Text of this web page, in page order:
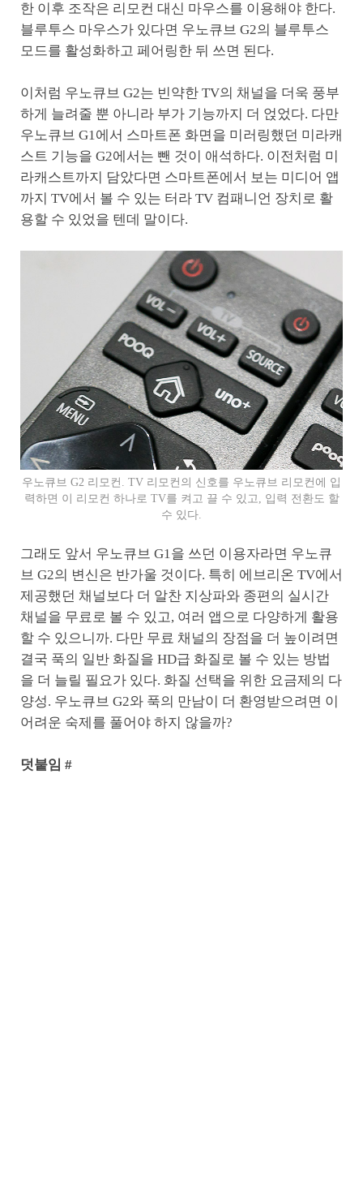
한 이후 조작은 리모컨 대신 마우스를 이용해야 한다.
블루투스 마우스가 있다면 우노큐브 G2의 블루투스
모드를 활성화하고 페어링한 뒤 쓰면 된다.
이처럼 우노큐브 G2는 빈약한 TV의 채널을 더욱 풍부
하게 늘려줄 뿐 아니라 부가 기능까지 더 얹었다. 다만
우노큐브 G1에서 스마트폰 화면을 미러링했던 미라캐
스트 기능을 G2에서는 뺀 것이 애석하다. 이전처럼 미
라캐스트까지 담았다면 스마트폰에서 보는 미디어 앱
까지 TV에서 볼 수 있는 터라 TV 컴패니언 장치로 활
용할 수 있었을 텐데 말이다.
우노큐브 G2 리모컨. TV 리모컨의 신호를 우노큐브 리모컨에 입
력하면 이 리모컨 하나로 TV를 켜고 끌 수 있고, 입력 전환도 할
수 있다.
그래도 앞서 우노큐브 G1을 쓰던 이용자라면 우노큐
브 G2의 변신은 반가울 것이다. 특히 에브리온 TV에서
제공했던 채널보다 더 알찬 지상파와 종편의 실시간
채널을 무료로 볼 수 있고, 여러 앱으로 다양하게 활용
할 수 있으니까. 다만 무료 채널의 장점을 더 높이려면
결국 푹의 일반 화질을 HD급 화질로 볼 수 있는 방법
을 더 늘릴 필요가 있다. 화질 선택을 위한 요금제의 다
양성. 우노큐브 G2와 푹의 만남이 더 환영받으려면 이
어려운 숙제를 풀어야 하지 않을까?
덧붙임 #